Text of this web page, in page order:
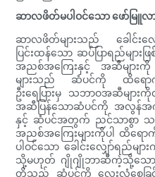
ဆာလဖိတ်မပါဝင်သော ဖော်မြူလာ
ဆာလဖိတ်များသည် ခေါင်းလျှ
ပြင်းထန်သော ဆပ်ပြာရည်များဖ
အညစ်အကြေးနှင့် အဆီများ
များသည် ဆံပင်ကို ထိရောက်
ဦးရေပြားမှ သဘာဝအဆီများ
အဆီပြန်သောဆံပင်ကို အလွန်အက
နှင့် ဆံပင်အတွက် ညင်သာစွာ သန့်
အညစ်အကြေးများကိုပါ ထိရေ
ပါဝင်သော ခေါင်းလျှော်ရည်မျ
သို့မဟုတ် ဂျိုဂျိုဘာဆီကဲ့သို့သော ပါ
တို့သည် ဆံပင်ကို လေးလံစေခြင်